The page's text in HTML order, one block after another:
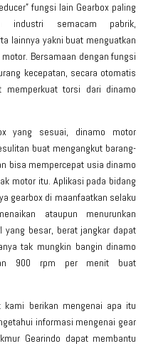
fungsi lain Gearbox paling
industri semacam pabrik,
lainnya yakni buat menguatkan
Bersamaan dengan fungsi
kecepatan, secara otomatis
memperkuat torsi dari dinamo
yang sesuai, dinamo motor
buat mengangkut barang-
bisa mempercepat usia dinamo
motor itu. Aplikasi pada bidang
gearbox di maanfaatkan selaku
ataupun menurunkan
yang besar, berat jangkar dapat
tak mungkin bangin dinamo
900 rpm per menit buat
kami berikan mengenai apa itu
informasi mengenai gear
Gearindo dapat membantu